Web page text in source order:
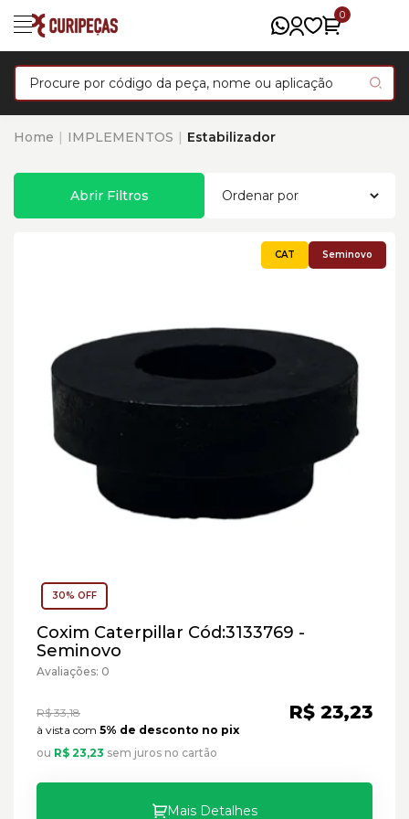
0
Home IMPLEMENTOS Estabilizador
Abrir Filtros
Seminovo
30% OFF
Coxim Caterpillar Cód:3133769 -
Seminovo
Avaliações: 0
R$ 33,18 R$ 23,23
à vista com 5% de desconto no pix
ou R$ 23,23 sem juros no cartão
Mais Detalhes